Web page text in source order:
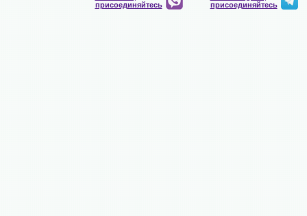
присоединяйтесь
присоединяйтесь